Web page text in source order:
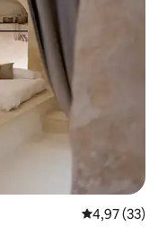
4,97 de uma
4,97 (33)